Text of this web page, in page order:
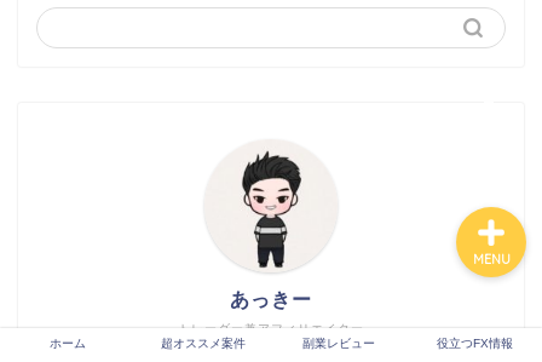
トレーダー兼アフィリエイター
あっきー
ホーム 超オススメ案件 副業レビュー 役立つFX情報
MENU
副業レビュー